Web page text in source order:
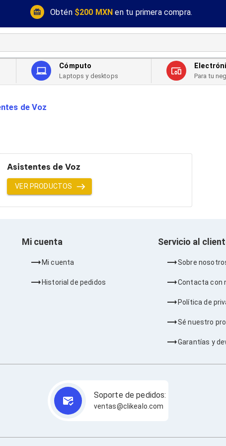
Obtén $200 MXN en tu primera compra.
Cómputo
Laptops y desktops Para tu
de Voz
Asistentes de Voz
VER PRODUCTOS
Mi cuenta
Mi cuenta
Historial de pedidos
Servicio al
Sobre
Contacta con
Política de
Sé nuestro
Garantías y
Soporte de pedidos:
ventas@clikealo.com